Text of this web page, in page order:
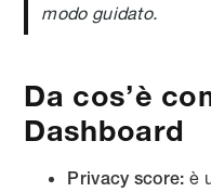
modo guidato.
Da cos’è
Dashboard
Privacy score: è